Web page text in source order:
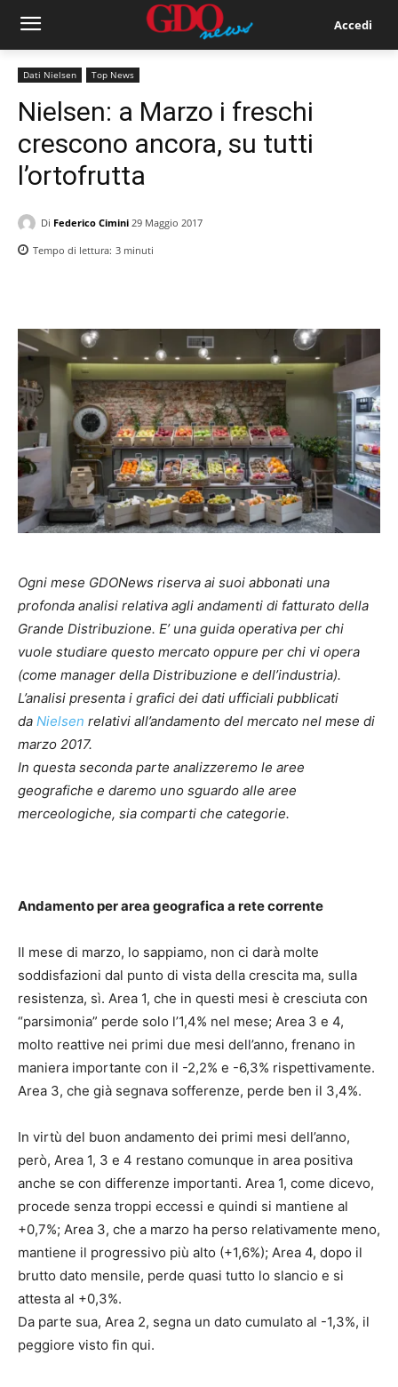
Accedi
Dati Nielsen Top News
Nielsen: a Marzo i freschi
crescono ancora, su tutti
l’ortofrutta
Di Federico Cimini 29 Maggio 2017
Tempo di lettura: 3 minuti
Ogni mese GDONews riserva ai suoi abbonati una
profonda analisi relativa agli andamenti di fatturato della
Grande Distribuzione. E’ una guida operativa per chi
vuole studiare questo mercato oppure per chi vi opera
(come manager della Distribuzione e dell’industria).
L’analisi presenta i grafici dei dati ufficiali pubblicati
da Nielsen relativi all’andamento del mercato nel mese di
marzo 2017.
In questa seconda parte analizzeremo le aree
geografiche e daremo uno sguardo alle aree
merceologiche, sia comparti che categorie.
Andamento per area geografica a rete corrente
Il mese di marzo, lo sappiamo, non ci darà molte
soddisfazioni dal punto di vista della crescita ma, sulla
resistenza, sì. Area 1, che in questi mesi è cresciuta con
“parsimonia” perde solo l’1,4% nel mese; Area 3 e 4,
molto reattive nei primi due mesi dell’anno, frenano in
maniera importante con il -2,2% e -6,3% rispettivamente.
Area 3, che già segnava sofferenze, perde ben il 3,4%.
In virtù del buon andamento dei primi mesi dell’anno,
però, Area 1, 3 e 4 restano comunque in area positiva
anche se con differenze importanti. Area 1, come dicevo,
procede senza troppi eccessi e quindi si mantiene al
+0,7%; Area 3, che a marzo ha perso relativamente meno,
mantiene il progressivo più alto (+1,6%); Area 4, dopo il
brutto dato mensile, perde quasi tutto lo slancio e si
attesta al +0,3%.
Da parte sua, Area 2, segna un dato cumulato al -1,3%, il
peggiore visto fin qui.